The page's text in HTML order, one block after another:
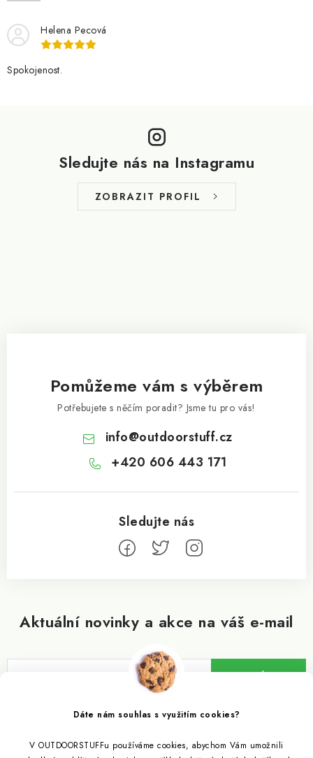
Dáte nám souhlas s využitím cookies?
V OUTDOORSTUFFu používáme cookies, abychom Vám umožnili
Helena Pecová
Spokojenost.
Sledujte nás na Instagramu
ZOBRAZIT PROFIL
Aktuální novinky a akce na váš e-mail
Vložením e-mailu souhlasíte spodmínkami ochrany osobních údajů
Pomůžeme vám s výběrem
Potřebujete s něčím poradit? Jsme tu pro vás!
info@outdoorstuff.cz
+420 606 443 171